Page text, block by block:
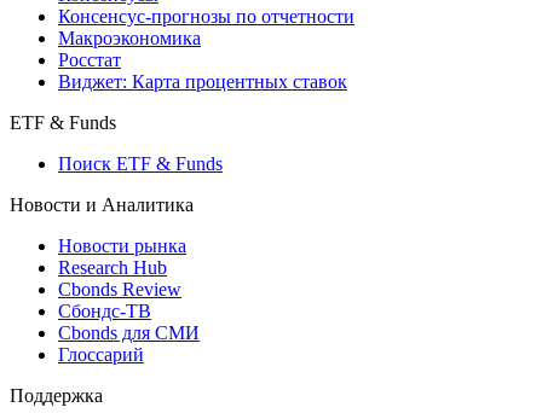
Поиск индексов
Страницы стран
Создать индекс
Консенсусы
Консенсус-прогнозы по отчетности
Макроэкономика
Виджет: Карта процентных ставок
ETF & Funds
Поиск ETF & Funds
Новости и Аналитика
Новости рынка
Research Hub
Cbonds Review
Сбондс-ТВ